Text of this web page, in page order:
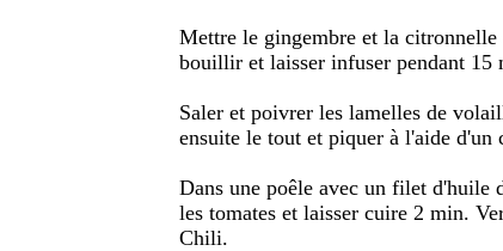
Mettre le gingembre et la citronnelle
bouillir et laisser infuser pendant 15
Saler et poivrer les lamelles de
ensuite le tout et piquer à l'aide d'un
Dans une poêle avec un filet d'huile
les tomates et laisser cuire 2 min.
Chili.